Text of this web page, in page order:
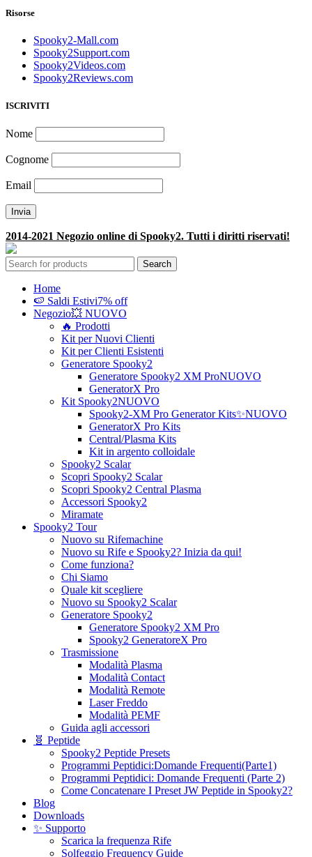
Risorse
Spooky2-Mall.com
Spooky2Support.com
Spooky2Videos.com
Spooky2Reviews.com
ISCRIVITI
Nome
Cognome
Email
2014-2021 Negozio online di Spooky2. Tutti i diritti riservati!
Search
Home
🍉 Saldi Estivi7% off
Negozio💥 NUOVO
🔥 Prodotti
Kit per Nuovi Clienti
Kit per Clienti Esistenti
Generatore Spooky2
Generatore Spooky2 XM ProNUOVO
GeneratorX Pro
Kit Spooky2NUOVO
Spooky2-XM Pro Generator Kits✨NUOVO
GeneratorX Pro Kits
Central/Plasma Kits
Kit in argento colloidale
Spooky2 Scalar
Scopri Spooky2 Scalar
Scopri Spooky2 Central Plasma
Accessori Spooky2
Miramate
Spooky2 Tour
Nuovo su Rifemachine
Nuovo su Rife e Spooky2? Inizia da qui!
Come funziona?
Chi Siamo
Quale kit scegliere
Nuovo su Spooky2 Scalar
Generatore Spooky2
Generatore Spooky2 XM Pro
Spooky2 GeneratoreX Pro
Trasmissione
Modalità Plasma
Modalità Contact
Modalità Remote
Laser Freddo
Modalità PEMF
Guida agli accessori
🧬 Peptide
Spooky2 Peptide Presets
Programmi Peptidici:Domande Frequenti(Parte1)
Programmi Peptidici: Domande Frequenti (Parte 2)
Come Concatenare I Preset JW Peptide in Spooky2?
Blog
Downloads
✨ Supporto
Scarica la frequenza Rife
Solfeggio Frequency Guide